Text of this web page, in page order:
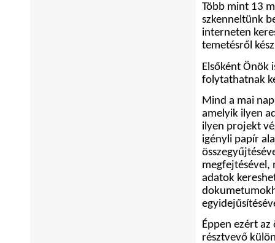
Több mint 13
szkenneltünk
interneten
temetésről
Elsőként Önök
folytathatnak
Mind a mai
amelyik ilyen
ilyen projekt
igényli papír
megfejtésével,
adatok
Éppen ezért
résztvevő